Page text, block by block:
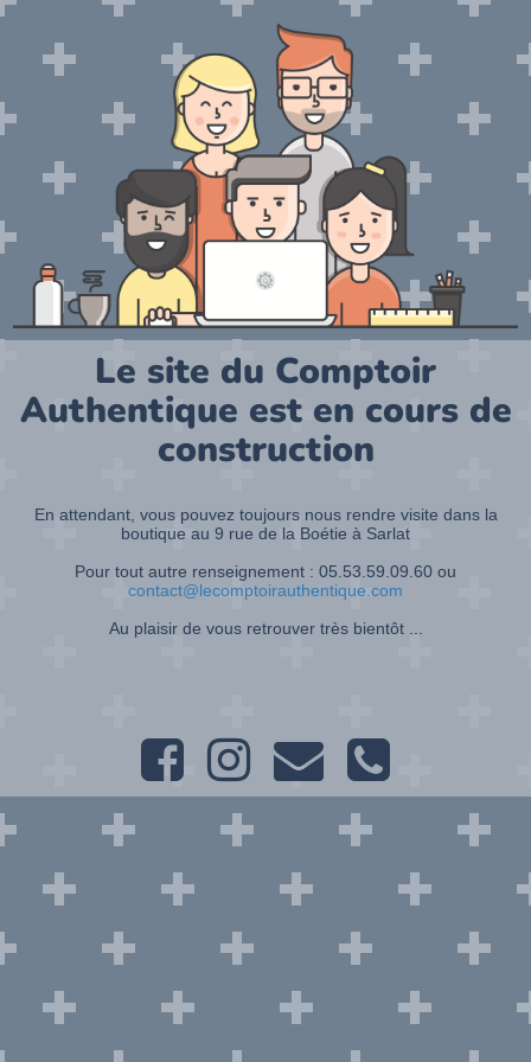
Le site du Comptoir
Authentique est en cours de
construction
En attendant, vous pouvez toujours nous rendre visite dans la
boutique au 9 rue de la Boétie à Sarlat
Pour tout autre renseignement : 05.53.59.09.60 ou
contact@lecomptoirauthentique.com
Au plaisir de vous retrouver très bientôt ...